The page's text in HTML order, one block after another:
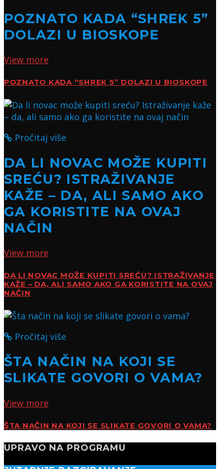
POZNATO KADA “SHREK 5”
DOLAZI U BIOSKOPE
View more
POZNATO KADA “SHREK 5” DOLAZI U BIOSKOPE
Pročitaj više
DA LI NOVAC MOŽE KUPITI
SREĆU? ISTRAŽIVANJE
KAŽE – DA, ALI SAMO AKO
GA KORISTITE NA OVAJ
NAČIN
View more
DA LI NOVAC MOŽE KUPITI SREĆU? ISTRAŽIVANJE
KAŽE – DA, ALI SAMO AKO GA KORISTITE NA OVAJ
NAČIN
Pročitaj više
ŠTA NAČIN NA KOJI SE
SLIKATE GOVORI O VAMA?
View more
ŠTA NAČIN NA KOJI SE SLIKATE GOVORI O VAMA?
UPRAVO NA PROGRAMU